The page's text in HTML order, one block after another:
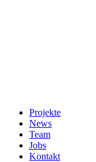
Projekte
News
Team
Jobs
Kontakt